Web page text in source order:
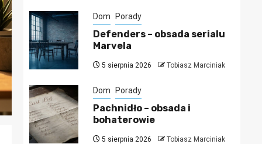
Dom Porady
Defenders – obsada serialu
Marvela
5 sierpnia 2026 Tobiasz Marciniak
Dom Porady
Pachnidło – obsada i
bohaterowie
5 sierpnia 2026 Tobiasz Marciniak